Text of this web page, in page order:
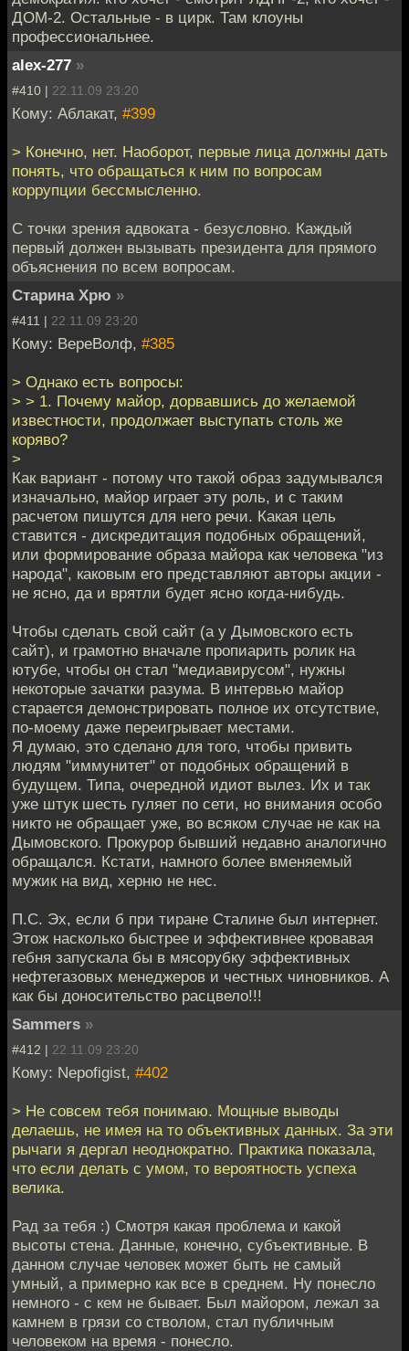
ДОМ-2. Остальные - в цирк. Там клоуны
профессиональнее.
alex-277 »
#410 | 22.11.09 23:20
Кому: Аблакат, #399
> Конечно, нет. Наоборот, первые лица должны дать
понять, что обращаться к ним по вопросам
коррупции бессмысленно.
С точки зрения адвоката - безусловно. Каждый
первый должен вызывать президента для прямого
объяснения по всем вопросам.
Старина Хрю »
#411 | 22.11.09 23:20
Кому: ВереВолф, #385
> Однако есть вопросы:
> > 1. Почему майор, дорвавшись до желаемой
известности, продолжает выступать столь же
коряво?
>
Как вариант - потому что такой образ задумывался
изначально, майор играет эту роль, и с таким
расчетом пишутся для него речи. Какая цель
ставится - дискредитация подобных обращений,
или формирование образа майора как человека "из
народа", каковым его представляют авторы акции -
не ясно, да и врятли будет ясно когда-нибудь.
Чтобы сделать свой сайт (а у Дымовского есть
сайт), и грамотно вначале пропиарить ролик на
ютубе, чтобы он стал "медиавирусом", нужны
некоторые зачатки разума. В интервью майор
старается демонстрировать полное их отсутствие,
по-моему даже переигрывает местами.
Я думаю, это сделано для того, чтобы привить
людям "иммунитет" от подобных обращений в
будущем. Типа, очередной идиот вылез. Их и так
уже штук шесть гуляет по сети, но внимания особо
никто не обращает уже, во всяком случае не как на
Дымовского. Прокурор бывший недавно аналогично
обращался. Кстати, намного более вменяемый
мужик на вид, херню не нес.
П.С. Эх, если б при тиране Сталине был интернет.
Этож насколько быстрее и эффективнее кровавая
гебня запускала бы в мясорубку эффективных
нефтегазовых менеджеров и честных чиновников. А
как бы доносительство расцвело!!!
Sammers »
#412 | 22.11.09 23:20
Кому: Nepofigist, #402
> Не совсем тебя понимаю. Мощные выводы
делаешь, не имея на то объективных данных. За эти
рычаги я дергал неоднократно. Практика показала,
что если делать с умом, то вероятность успеха
велика.
Рад за тебя :) Смотря какая проблема и какой
высоты стена. Данные, конечно, субъективные. В
данном случае человек может быть не самый
умный, а примерно как все в среднем. Ну понесло
немного - с кем не бывает. Был майором, лежал за
камнем в грязи со стволом, стал публичным
человеком на время - понесло.